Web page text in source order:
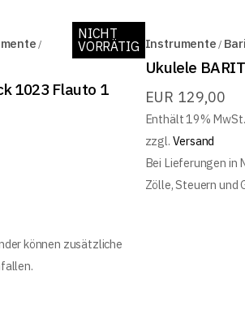
1023 Flauto 1
können zusätzliche
NICHT
VORRÄTIG Instrumente
Ukulele
EUR 129,00
Enthält 19% MwSt.
zzgl. Versand
Bei Lieferungen in
Zölle, Steuern und